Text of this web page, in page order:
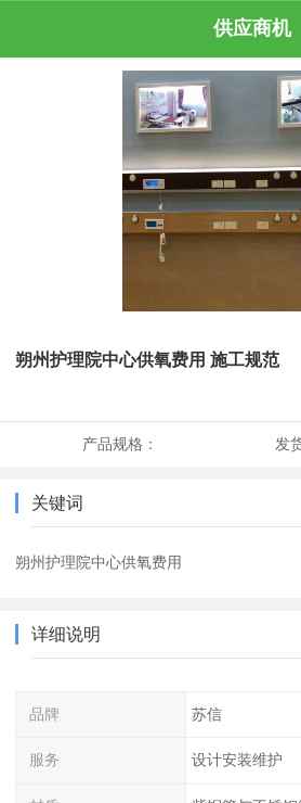
供应商机
朔州护理院中心供氧费用 施工规范
产品规格： 发
关键词
朔州护理院中心供氧费用
详细说明
品牌 苏信
服务 设计安装维护